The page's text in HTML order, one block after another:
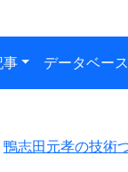
データベース
鴨志田元孝の技術